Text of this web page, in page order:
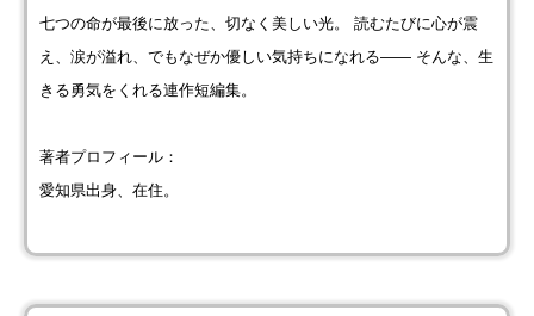
七つの命が最後に放った、切なく美しい光。 読むたびに心が震
え、涙が溢れ、でもなぜか優しい気持ちになれる―― そんな、生
きる勇気をくれる連作短編集。
著者プロフィール：
愛知県出身、在住。